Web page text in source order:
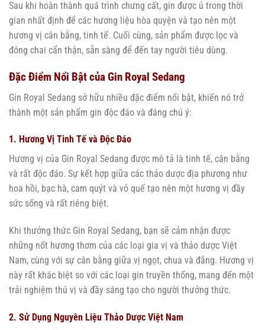
Sau khi hoàn thành quá trình chưng cất, gin được ủ trong thời
gian nhất định để các hương liệu hòa quyện và tạo nên một
hương vị cân bằng, tinh tế. Cuối cùng, sản phẩm được lọc và
đóng chai cẩn thận, sẵn sàng để đến tay người tiêu dùng.
Đặc Điểm Nổi Bật của Gin Royal Sedang
Gin Royal Sedang sở hữu nhiều đặc điểm nổi bật, khiến nó trở
thành một sản phẩm gin độc đáo và đáng chú ý:
1. Hương Vị Tinh Tế và Độc Đáo
Hương vị của Gin Royal Sedang được mô tả là tinh tế, cân bằng
và rất độc đáo. Sự kết hợp giữa các thảo dược địa phương như
hoa hồi, bạc hà, cam quýt và vỏ quế tạo nên một hương vị đầy
sức sống và rất riêng biệt.
Khi thưởng thức Gin Royal Sedang, bạn sẽ cảm nhận được
những nốt hương thơm của các loại gia vị và thảo dược Việt
Nam, cùng với sự cân bằng giữa vị ngọt, chua và đắng. Hương vị
này rất khác biệt so với các loại gin truyền thống, mang đến một
trải nghiệm thú vị và đầy sáng tạo cho người thưởng thức.
2. Sử Dụng Nguyên Liệu Thảo Dược Việt Nam